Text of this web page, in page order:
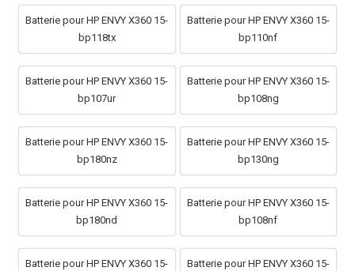
Batterie pour HP ENVY X360 15-
bp118tx
Batterie pour HP ENVY X360 15-
bp110nf
Batterie pour HP ENVY X360 15-
bp107ur
Batterie pour HP ENVY X360 15-
bp108ng
Batterie pour HP ENVY X360 15-
bp180nz
Batterie pour HP ENVY X360 15-
bp130ng
Batterie pour HP ENVY X360 15-
bp180nd
Batterie pour HP ENVY X360 15-
bp108nf
Batterie pour HP ENVY X360 15-
Batterie pour HP ENVY X360 15-